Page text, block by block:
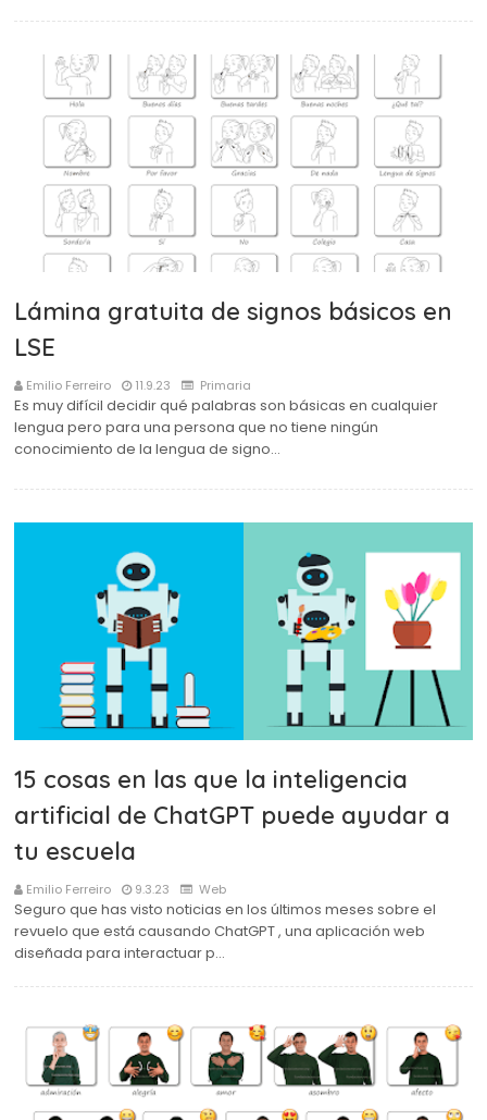
Lámina gratuita de signos básicos en
LSE
Emilio Ferreiro 11.9.23 Primaria
Es muy difícil decidir qué palabras son básicas en cualquier
lengua pero para una persona que no tiene ningún
conocimiento de la lengua de signo…
15 cosas en las que la inteligencia
artificial de ChatGPT puede ayudar a
tu escuela
Emilio Ferreiro 9.3.23 Web
Seguro que has visto noticias en los últimos meses sobre el
revuelo que está causando ChatGPT , una aplicación web
diseñada para interactuar p…